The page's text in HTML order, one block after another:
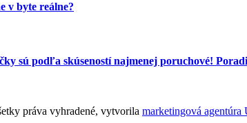
v byte reálne?
sú podľa skúseností najmenej poruchové!
práva vyhradené, vytvorila marketingová agentúra